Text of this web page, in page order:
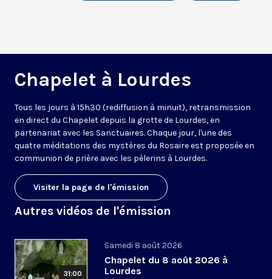
Chapelet à Lourdes
Tous les jours à 15h30 (rediffusion à minuit), retransmission
en direct du Chapelet depuis la grotte de Lourdes, en
partenariat avec les Sanctuaires. Chaque jour, l'une des
quatre méditations des mystères du Rosaire est proposée en
communion de prière avec les pèlerins à Lourdes.
Visiter la page de l'émission
Autres vidéos de l'émission
31:00
Samedi 8 août 2026
Chapelet du 8 août 2026 à
Lourdes